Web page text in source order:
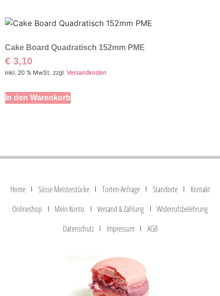
Cake Board Quadratisch 152mm PME
€ 3,10
inkl. 20 % MwSt. zzgl. Versandkosten
In den Warenkorb
Home Süsse Meisterstücke Torten-Anfrage Standorte
Kontakt
Onlineshop
Mein Konto Versand & Zahlung
Widerrufsbelehrung
Datenschutz
Impressum AGB